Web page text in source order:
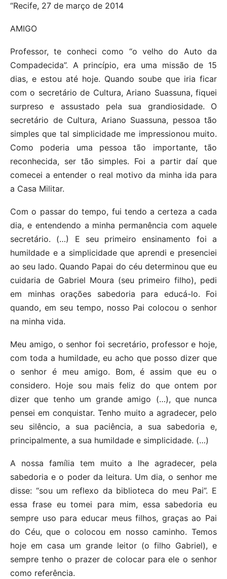
“Recife, 27 de março de 2014
AMIGO
Professor, te conheci como “o velho do Auto da
Compadecida”. A princípio, era uma missão de 15
dias, e estou até hoje. Quando soube que iria ficar
com o secretário de Cultura, Ariano Suassuna, fiquei
surpreso e assustado pela sua grandiosidade. O
secretário de Cultura, Ariano Suassuna, pessoa tão
simples que tal simplicidade me impressionou muito.
Como poderia uma pessoa tão importante, tão
reconhecida, ser tão simples. Foi a partir daí que
comecei a entender o real motivo da minha ida para
a Casa Militar.
Com o passar do tempo, fui tendo a certeza a cada
dia, e entendendo a minha permanência com aquele
secretário. (…) E seu primeiro ensinamento foi a
humildade e a simplicidade que aprendi e presenciei
ao seu lado. Quando Papai do céu determinou que eu
cuidaria de Gabriel Moura (seu primeiro filho), pedi
em minhas orações sabedoria para educá-lo. Foi
quando, em seu tempo, nosso Pai colocou o senhor
na minha vida.
Meu amigo, o senhor foi secretário, professor e hoje,
com toda a humildade, eu acho que posso dizer que
o senhor é meu amigo. Bom, é assim que eu o
considero. Hoje sou mais feliz do que ontem por
dizer que tenho um grande amigo (…), que nunca
pensei em conquistar. Tenho muito a agradecer, pelo
seu silêncio, a sua paciência, a sua sabedoria e,
principalmente, a sua humildade e simplicidade. (…)
A nossa família tem muito a lhe agradecer, pela
sabedoria e o poder da leitura. Um dia, o senhor me
disse: “sou um reflexo da biblioteca do meu Pai”. E
essa frase eu tomei para mim, essa sabedoria eu
sempre uso para educar meus filhos, graças ao Pai
do Céu, que o colocou em nosso caminho. Temos
hoje em casa um grande leitor (o filho Gabriel), e
sempre tenho o prazer de colocar para ele o senhor
como referência.